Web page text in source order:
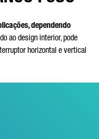
dependendo
ao design interior, pode
horizontal e vertical